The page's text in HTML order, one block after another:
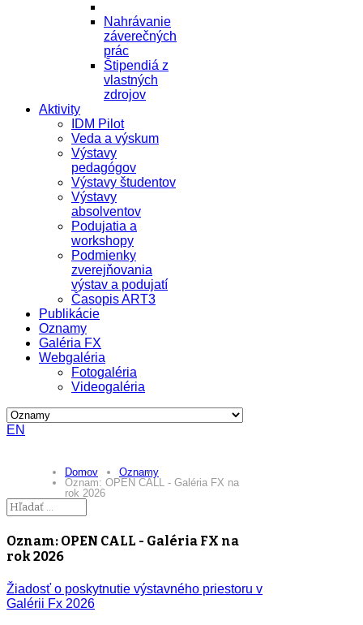
Nahrávanie
záverečných
prác
Štipendiá z
vlastných
zdrojov
Aktivity
IDM Pilot
Veda a výskum
Výstavy
pedagógov
Výstavy študentov
Výstavy
absolventov
Podujatia a
workshopy
Podmienky
zverejňovania
výstav a podujatí
Časopis ART3
Publikácie
Oznamy
Galéria FX
Webgaléria
Fotogaléria
Videogaléria
EN
Domov
Oznamy
Oznam: OPEN CALL - Galéria FX na
rok 2026
Oznam: OPEN CALL - Galéria FX na
rok 2026
Žiadosť o poskytnutie výstavného priestoru v
Galérii Fx 2026